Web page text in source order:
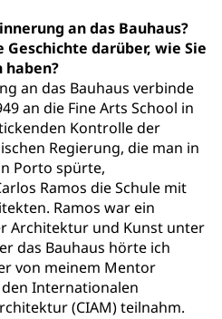
an das Bauhaus?
darüber, wie Sie
haben?
an das Bauhaus verbinde
an die Fine Arts School in
Kontrolle der
Regierung, die man in
Porto spürte,
Ramos die Schule mit
Ramos war ein
Architektur und Kunst unter
das Bauhaus hörte ich
von meinem Mentor
Internationalen
(CIAM) teilnahm.